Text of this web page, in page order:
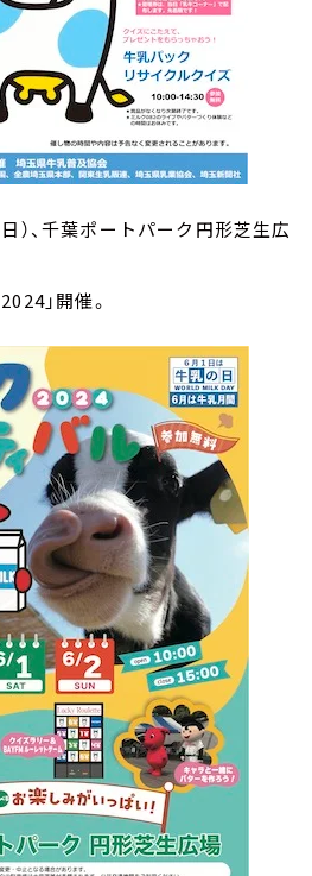
）、千葉ポートパーク円形芝生広
」開催。